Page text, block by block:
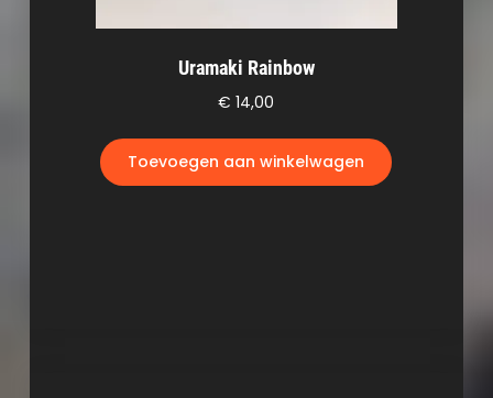
Uramaki Rainbow
€ 14,00
Toevoegen aan winkelwagen